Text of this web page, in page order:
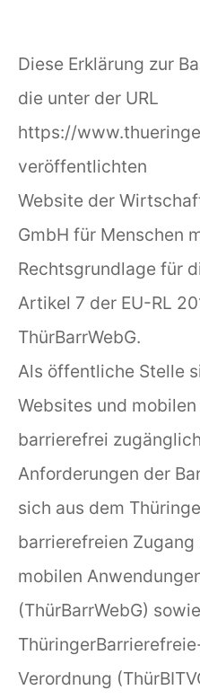
Diese Erklärung zur
die unter der URL
https://
veröffentlichten
Website der
GmbH für Menschen
Rechtsgrundlage für
Artikel 7 der EU-RL
ThürBarrWebG.
Als öffentliche Stelle
Websites und
barrierefrei
Anforderungen der
sich aus dem
barrierefreien
mobilen
(ThürBarrWebG)
Verordnung